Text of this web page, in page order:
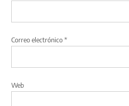
Correo electrónico*
Web